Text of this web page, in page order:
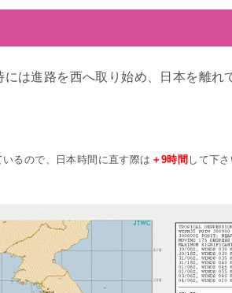
には進路を西へ取り始め、日本を離れ
るので、日本時間に直す際は ＋9時間 して下